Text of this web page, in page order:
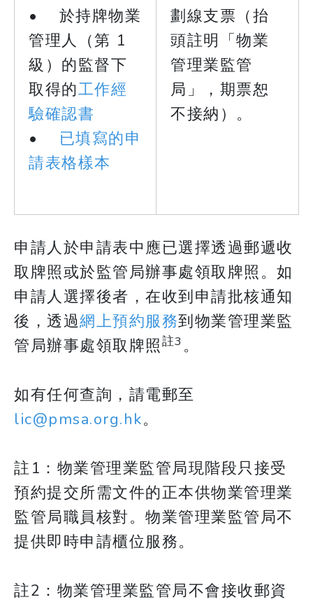
• 於持牌物業
管理人（第 1
級）的監督下
取得的工作經
驗確認書
• 已填寫的申
請表格樣本
劃線支票（抬
頭註明「物業
管理業監管
局」，期票恕
不接納）。
申請人於申請表中應已選擇透過郵遞收
取牌照或於監管局辦事處領取牌照。如
申請人選擇後者，在收到申請批核通知
後，透過網上預約服務到物業管理業監
管局辦事處領取牌照​​​​​​​註3 。
如有任何查詢，請電郵至
lic@pmsa.org.hk。
​​​​​​​註1：物業管理業監管局現階段只接受
預約提交所需文件的正本供物業管理業
監管局職員核對。物業管理業監管局不
提供即時申請櫃位服務。
註2：物業管理業監管局不會接收郵資